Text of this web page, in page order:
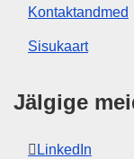
Kontaktandmed
Sisukaart
Jälgige
LinkedIn